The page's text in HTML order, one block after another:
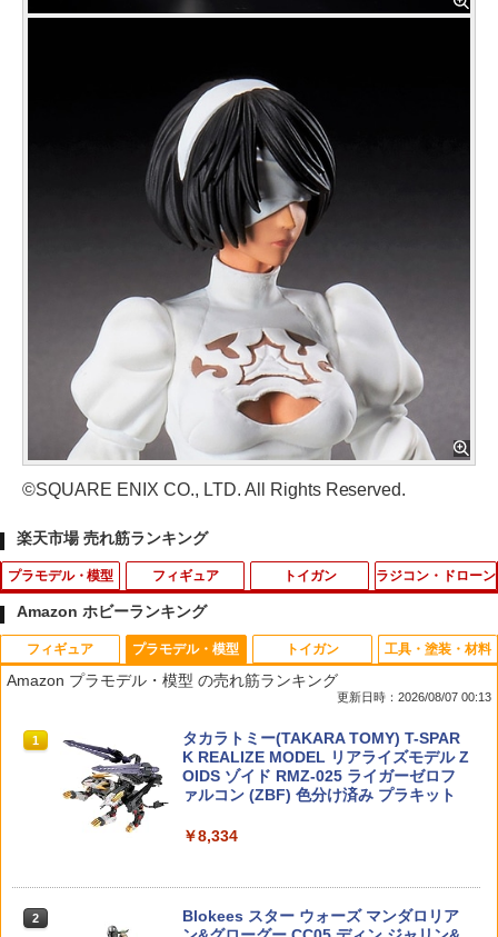
©SQUARE ENIX CO., LTD. All Rights Reserved.
楽天市場 売れ筋ランキング
プラモデル・模型
1 第二次世界大戦 日本の傑作機 第19号
ゼロ（ロックマンゼロ）【75711】 プラ
フィギュア
1
【スクウェアエニックス】クロノ・トリ
ガー FORM-ISM クロノ【2026年9月発
￥8,096
ス・リコイル 井ノ上たきな 喫茶リコリ
￥8,480
トイガン
1
【お買い物マラソン開催中♪ ポイント2
倍】【楽天1位!7冠!】 ガスブローバック/
VSR-10用 ワイドユース・エアシールチ
ルイ互換カスタムパーツ Laylax ライラ
クス NINE BALL ナインボール HOP調整
ホップアップ
イク アクセサリー アヒル 迷彩プロペラ
ラジコン・ドローン
1
タミヤ OP.1384 ボディ高調整用5mmO
リング （10個）
ナット(M5x5.0) ナイロン(5入) [1-N5050
Amazon ホビーランキング
フィギュア
1
タカラトミー(TAKARA TOMY) T-SPAR
K トランスフォーマー ニューレジェンズ
NL-07 サウンドウェーブ 可動フィギュア
K トランスフォーマー ニューレジェンズ
プラモデル・模型
Amazon プラモデル・模型 の売れ筋ランキング
更新日時：2026/08/07 00:13
1
タカラトミー(TAKARA TOMY) T-SPAR
K REALIZE MODEL リアライズモデル Z
OIDS ゾイド RMZ-025 ライガーゼロフ
ァルコン (ZBF) 色分け済み プラキット
￥8,334
2
Blokees スター ウォーズ マンダロリア
トイガン 工具・塗装・材料